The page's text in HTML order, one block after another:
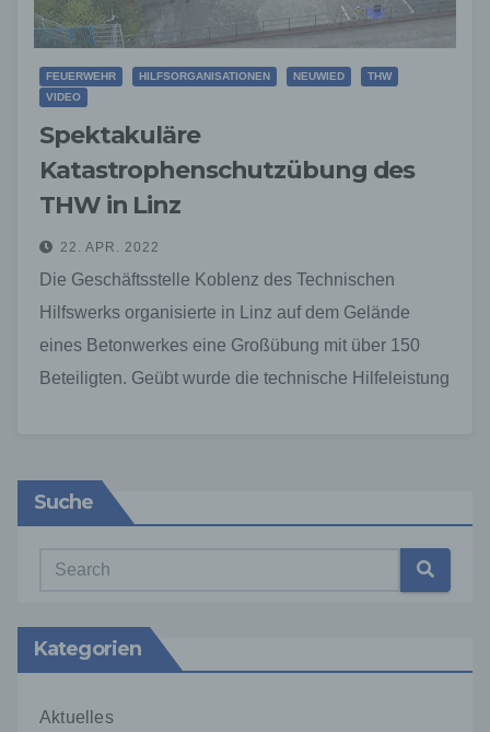
FEUERWEHR HILFSORGANISATIONEN NEUWIED
THW
VIDEO
Spektakuläre
Katastrophenschutzübung des
THW in Linz
22. APR. 2022
Die Geschäftsstelle Koblenz des Technischen
Hilfswerks organisierte in Linz auf dem Gelände
eines Betonwerkes eine Großübung mit über 150
Beteiligten. Geübt wurde die technische Hilfeleistung
Suche
Kategorien
Aktuelles